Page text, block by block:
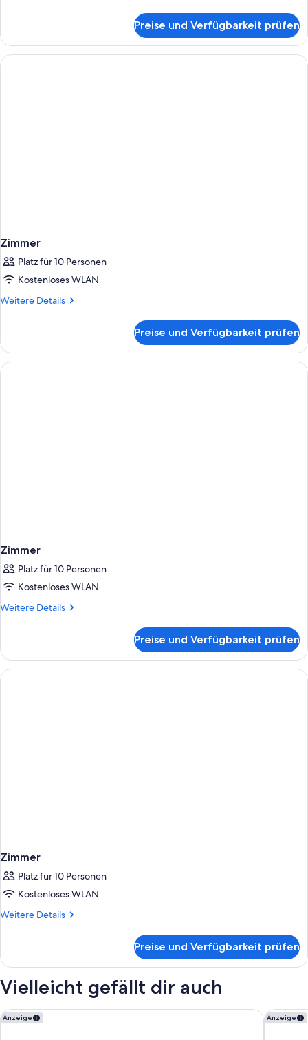
3 Schlafzimmer
(5000)
Preise und Verfügbarkeit prüfen
Zimmer
Platz für 10 Personen
Kostenloses WLAN
Weitere Details
Weitere
Preise und Verfügbarkeit prüfen
Zimmer
Platz für 10 Personen
Kostenloses WLAN
Weitere Details
Weitere
Preise und Verfügbarkeit prüfen
Zimmer
Platz für 10 Personen
Kostenloses WLAN
Weitere Details
Weitere
Preise und Verfügbarkeit prüfen
Vielleicht gefällt dir auch
Anzeige
The Wall Street Hotel Anzeige
The